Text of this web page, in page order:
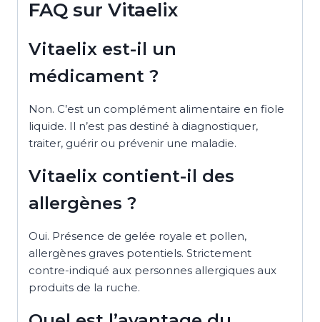
FAQ sur Vitaelix
Vitaelix est-il un
médicament ?
Non. C’est un complément alimentaire en fiole
liquide. Il n’est pas destiné à diagnostiquer,
traiter, guérir ou prévenir une maladie.
Vitaelix contient-il des
allergènes ?
Oui. Présence de gelée royale et pollen,
allergènes graves potentiels. Strictement
contre-indiqué aux personnes allergiques aux
produits de la ruche.